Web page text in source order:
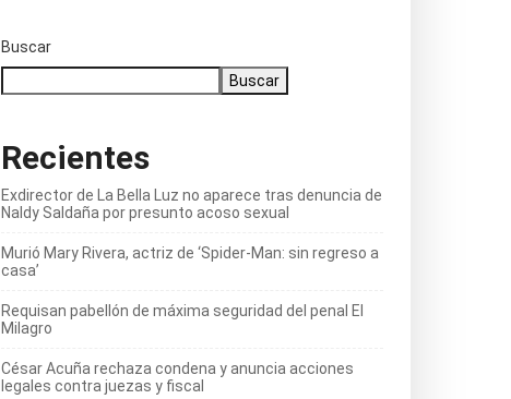
Buscar
Buscar
Recientes
Exdirector de La Bella Luz no aparece tras denuncia de
Naldy Saldaña por presunto acoso sexual
Murió Mary Rivera, actriz de ‘Spider-Man: sin regreso a
casa’
Requisan pabellón de máxima seguridad del penal El
Milagro
César Acuña rechaza condena y anuncia acciones
legales contra juezas y fiscal